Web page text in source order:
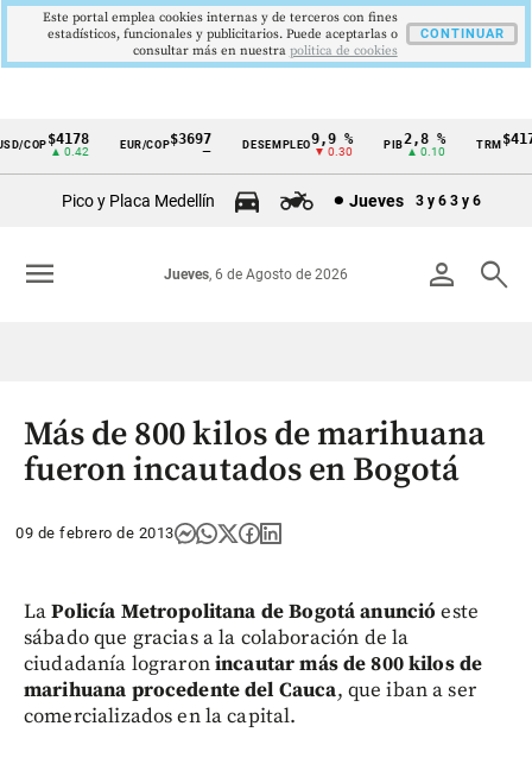
Cintillo
Colombia
COP$4178
▲ 0.42
EUR/COP$3697 DESEMPLEO 9,9 %
▼ 0.30
PIB2,8 %
▲ 0.10
TRM
Pico y Placa Medellín Jueves 3 y 6 3 y 6
person search
Jueves, 6 de Agosto de 2026
menu
Más de 800 kilos de marihuana
fueron incautados en Bogotá
09 de febrero de 2013
LaPolicía Metropolitana de Bogotá anunció este
sábado que gracias a la colaboración de la
ciudadanía lograronincautar más de 800 kilos de
marihuana procedente del Cauca, que iban a ser
comercializados en la capital.
Este portal emplea cookies internas y de terceros con fines
estadísticos, funcionales y publicitarios. Puede aceptarlas o
consultar más en nuestra politica de cookies
CONTINUAR